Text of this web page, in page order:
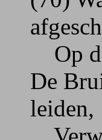
Op
De
leiden,